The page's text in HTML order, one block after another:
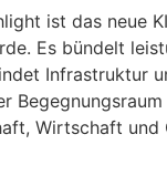
ist das neue
Es bündelt
Infrastruktur
Wirtschaft